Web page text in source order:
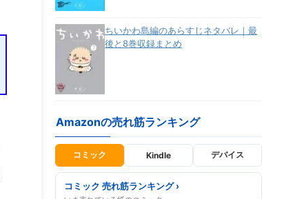
ちいかわ島編のあらすじネタバレ｜最
後と8巻収録まとめ
Amazonの売れ筋ランキング
コミック Kindle デバイス
コミック 売れ筋ランキング ›